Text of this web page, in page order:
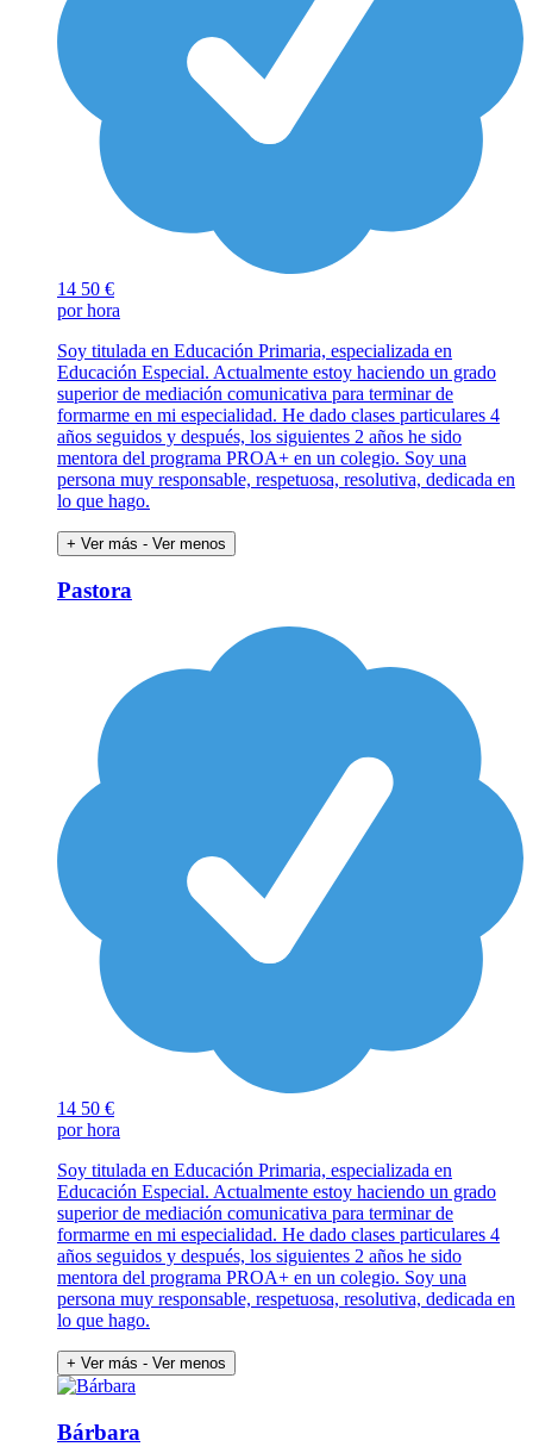
14 50 €
por hora
Soy titulada en Educación Primaria, especializada en
Educación Especial. Actualmente estoy haciendo un grado
superior de mediación comunicativa para terminar de
formarme en mi especialidad. He dado clases particulares 4
años seguidos y después, los siguientes 2 años he sido
mentora del programa PROA+ en un colegio. Soy una
persona muy responsable, respetuosa, resolutiva, dedicada en
lo que hago.
+ Ver más - Ver menos
Pastora
14 50 €
por hora
Soy titulada en Educación Primaria, especializada en
Educación Especial. Actualmente estoy haciendo un grado
superior de mediación comunicativa para terminar de
formarme en mi especialidad. He dado clases particulares 4
años seguidos y después, los siguientes 2 años he sido
mentora del programa PROA+ en un colegio. Soy una
persona muy responsable, respetuosa, resolutiva, dedicada en
lo que hago.
+ Ver más - Ver menos
Bárbara